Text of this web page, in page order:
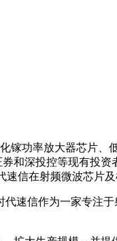
功率放大器芯片、
和深投控等现有投
信在射频微波芯片及
速信作为一家专注于